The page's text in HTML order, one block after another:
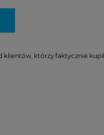
którzy faktycznie